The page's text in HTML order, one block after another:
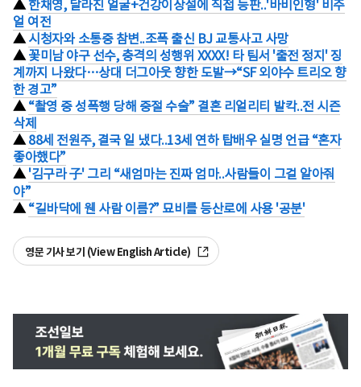
▲한채영, 달라진 얼굴+건강이상설에 직접 등판..'바비인형' 비주
얼 여전
▲ 시청자와 소통중 참변..조폭 출신 BJ 교통사고 사망
▲ 꽃미남 야구 선수, 충격의 성행위 XXXX! 타 팀서 '출전 정지' 징
계까지 나왔다…상대 더그아웃 향한 도발→“SF 외야수 트리오 향
한 경고”
▲ “촬영 중 성폭행 당해 중절 수술” 결혼 리얼리티 발칵..전 시즌
삭제
▲ 88세 전원주, 결국 일 냈다..13세 연하 탑배우 실명 언급 “혼자
좋아했다”
▲ '김구라 子' 그리 “새엄마는 진짜 엄마..사람들이 그걸 알아줘
야”
▲ “길바닥에 웬 사람 이름?” 묘비를 등산로에 사용 '공분'
영문 기사 보기 (View English Article)